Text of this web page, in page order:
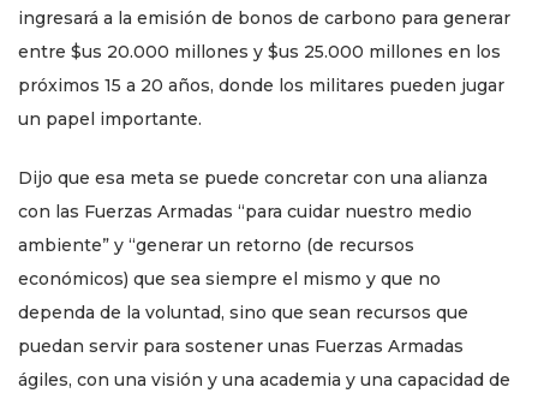
ingresará a la emisión de bonos de carbono para generar
entre $us 20.000 millones y $us 25.000 millones en los
próximos 15 a 20 años, donde los militares pueden jugar
un papel importante.
Dijo que esa meta se puede concretar con una alianza
con las Fuerzas Armadas “para cuidar nuestro medio
ambiente” y “generar un retorno (de recursos
económicos) que sea siempre el mismo y que no
dependa de la voluntad, sino que sean recursos que
puedan servir para sostener unas Fuerzas Armadas
ágiles, con una visión y una academia y una capacidad de